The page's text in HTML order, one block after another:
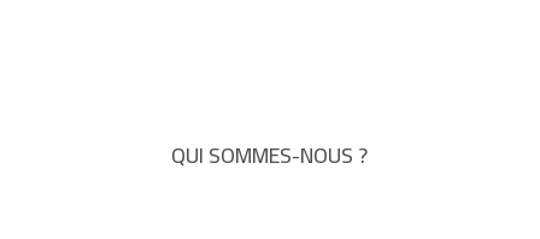
QUI SOMMES-NOUS ?